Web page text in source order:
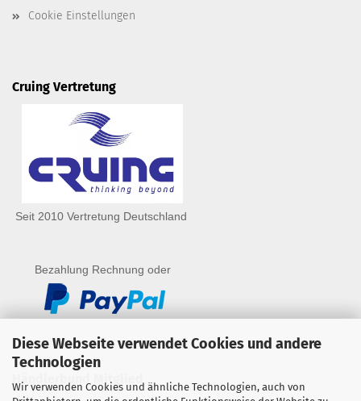
Diese Webseite verwendet Cookies und andere
Technologien
Wir verwenden Cookies und ähnliche Technologien, auch von
Cookie Einstellungen
Cruing Vertretung
Seit 2010 Vertretung Deutschland
Bezahlung Rechnung oder
Händlerbund Mitglied